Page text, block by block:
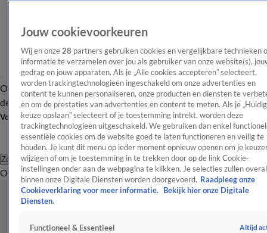
OverzichtAfleveringen Entertainment TV Algemeen
Tip
de redactieNieuwsbrief
Volg Shownieuws
Zoeken
OverzichtEntertainmentSpraakmakendRealityCrimeVideo's
Jouw cookievoorkeuren
Wij en onze 28 partners gebruiken cookies en vergelijkbare technieken
informatie te verzamelen over jou als gebruiker van onze website(s),
gedrag en jouw apparaten. Als je „Alle cookies accepteren” selecteert,
worden trackingtechnologieën ingeschakeld om onze advertenties en
content te kunnen personaliseren, onze producten en diensten te
en om de prestaties van advertenties en content te meten. Als je
keuze opslaan” selecteert of je toestemming intrekt, worden deze
trackingtechnologieën uitgeschakeld. We gebruiken dan enkel
essentiële cookies om de website goed te laten functioneren en veilig te
houden. Je kunt dit menu op ieder moment opnieuw openen om je
wijzigen of om je toestemming in te trekken door op de link Cookie-
instellingen onder aan de webpagina te klikken. Je selecties zullen overal
binnen onze Digitale Diensten worden doorgevoerd. Raadpleeg onze
Cookieverklaring voor meer informatie.
Bekijk hier onze Digitale
Diensten.
Functioneel & Essentieel Altijd